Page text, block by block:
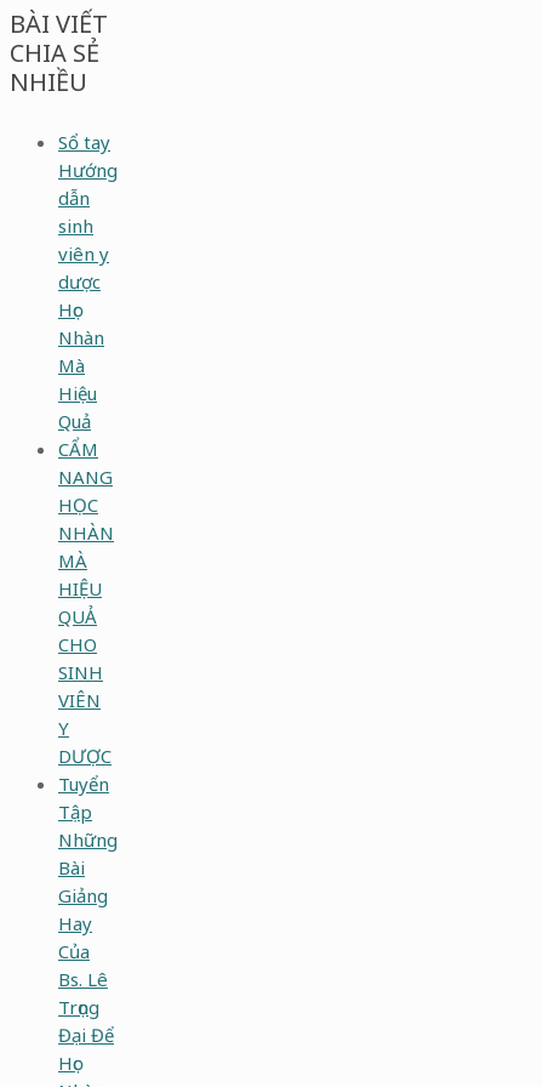
BÀI VIẾT
CHIA SẺ
NHIỀU
Sổ tay
Hướng
dẫn
sinh
viên y
dược
Học
Nhàn
Mà
Hiệu
Quả
CẨM
NANG
HỌC
NHÀN
MÀ
HIỆU
QUẢ
CHO
SINH
VIÊN
Y
DƯỢC
Tuyển
Tập
Những
Bài
Giảng
Hay
Của
Bs. Lê
Trọng
Đại Để
Học